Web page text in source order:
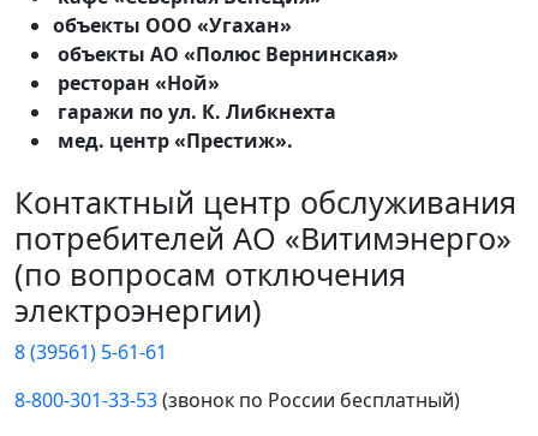
объекты ООО «Угахан»
объекты АО «Полюс Вернинская»
ресторан «Ной»
гаражи по ул. К. Либкнехта
мед. центр «Престиж».
Контактный центр обслуживания
потребителей АО «Витимэнерго»
(по вопросам отключения
электроэнергии)
8 (39561) 5-61-61
8-800-301-33-53(звонок по России бесплатный)